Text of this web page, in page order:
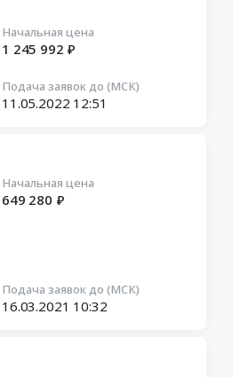
Начальная цена
1 245 992 ₽
Подача заявок до (МСК)
11.05.2022 12:51
Начальная цена
649 280 ₽
Подача заявок до (МСК)
16.03.2021 10:32